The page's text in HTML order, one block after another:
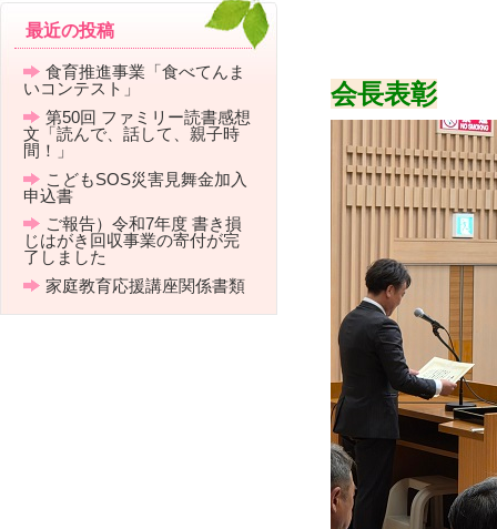
会長表彰
最近の投稿
食育推進事業「食べてんま
いコンテスト」
第50回 ファミリー読書感想
文「読んで、話して、親子時
間！」
こどもSOS災害見舞金加入
申込書
ご報告）令和7年度 書き損
じはがき回収事業の寄付が完
了しました
家庭教育応援講座関係書類